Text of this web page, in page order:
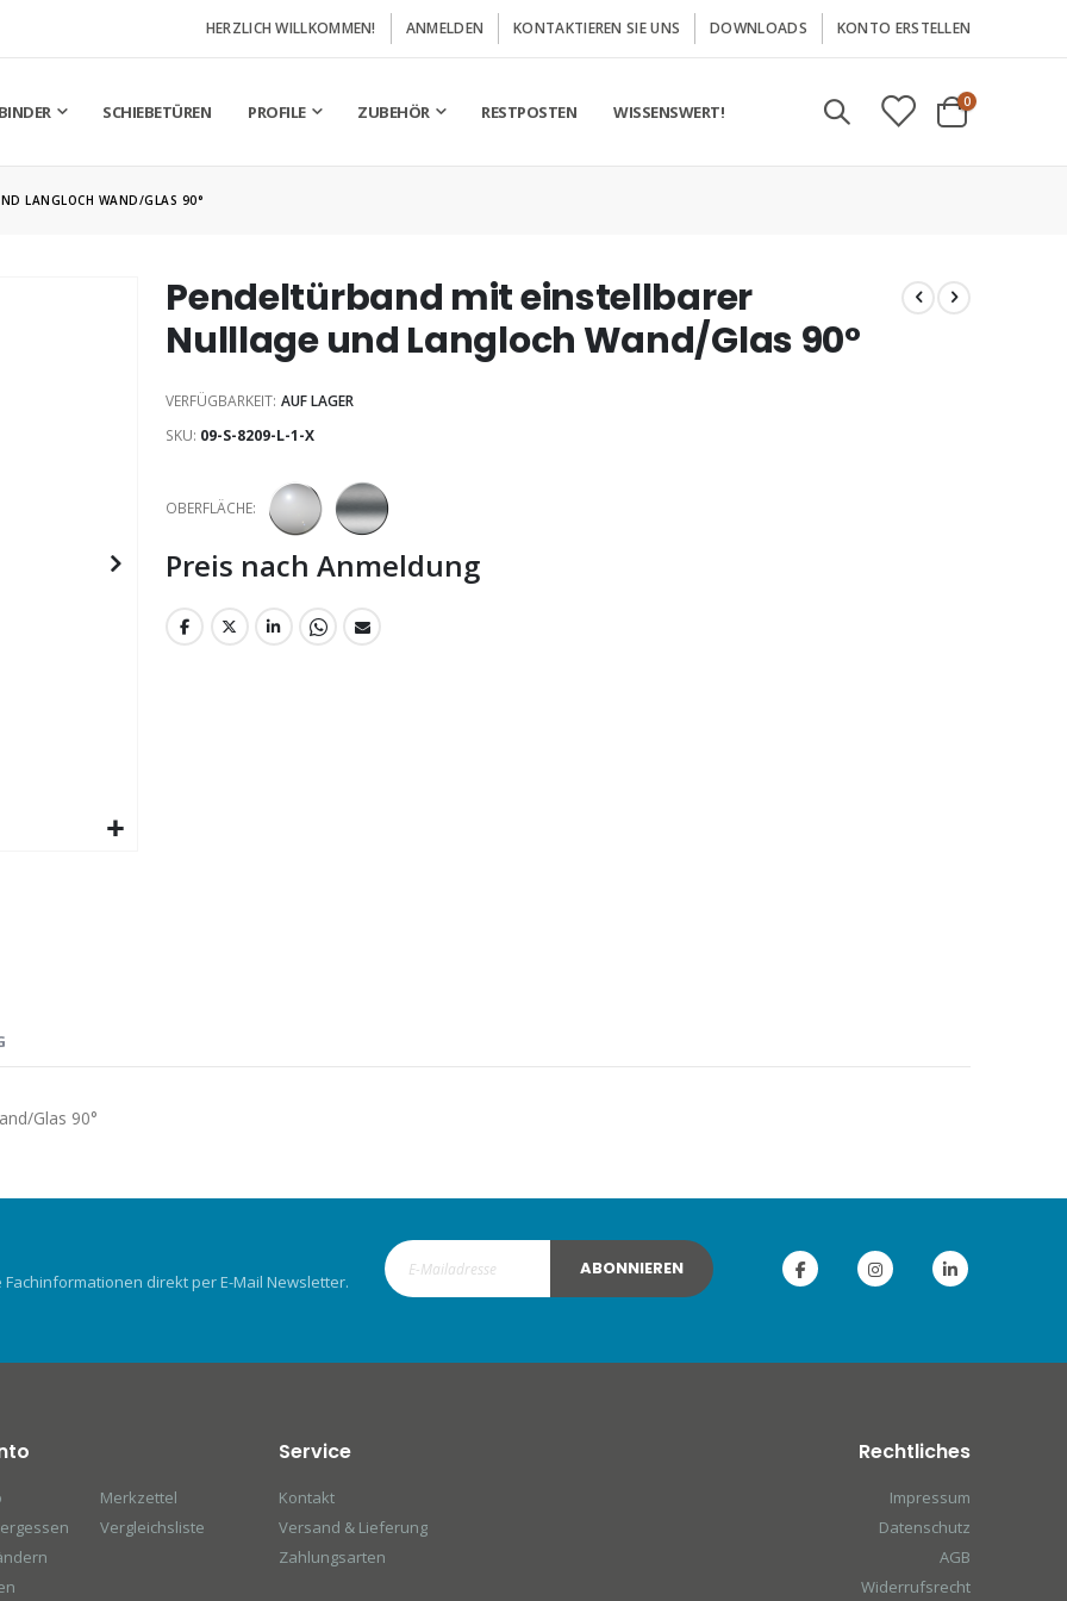
HERZLICH WILLKOMMEN! KONTO ERSTELLEN
ANMELDEN KONTAKTIEREN SIE UNS DOWNLOADS
SCHIEBETÜREN PROFILE ZUBEHÖR RESTPOSTEN WISSENSWERT!
Cart
0Artikel
LANGLOCH WAND/GLAS 90°
Pendeltürband mit einstellbarer
Nulllage und Langloch Wand/Glas 90°
VERFÜGBARKEIT: AUF LAGER
SKU 09-S-8209-L-1-X
OBERFLÄCHE
Preis nach Anmeldung
Glas 90°
direkt per E-Mail Newsletter.
ABONNIEREN
Merkzettel
Vergleichsliste
Service
Kontakt
Versand & Lieferung
Zahlungsarten
Rechtliches
Impressum
Datenschutz
AGB
Widerrufsrecht